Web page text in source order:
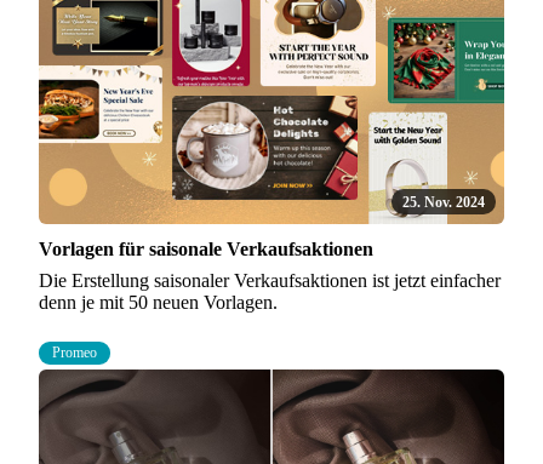
25. Nov. 2024
Vorlagen für saisonale Verkaufsaktionen
Die Erstellung saisonaler Verkaufsaktionen ist jetzt einfacher
denn je mit 50 neuen Vorlagen.
Promeo